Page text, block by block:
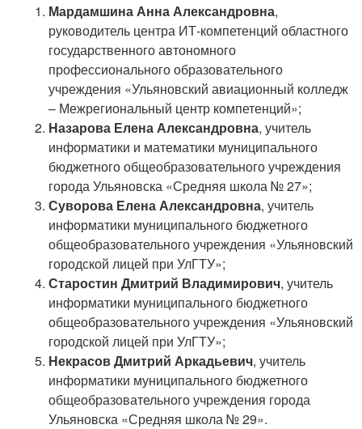
Мардамшина Анна Александровна,
руководитель центра ИТ-компетенций областного
государственного автономного
профессионального образовательного
учреждения «Ульяновский авиационный колледж
– Межрегиональный центр компетенций»;
Назарова Елена Александровна, учитель
информатики и математики муниципального
бюджетного общеобразовательного учреждения
города Ульяновска «Средняя школа № 27»;
Суворова Елена Александровна, учитель
информатики муниципального бюджетного
общеобразовательного учреждения «Ульяновский
городской лицей при УлГТУ»;
Старостин Дмитрий Владимирович, учитель
информатики муниципального бюджетного
общеобразовательного учреждения «Ульяновский
городской лицей при УлГТУ»;
Некрасов Дмитрий Аркадьевич, учитель
информатики муниципального бюджетного
общеобразовательного учреждения города
Ульяновска «Средняя школа № 29».